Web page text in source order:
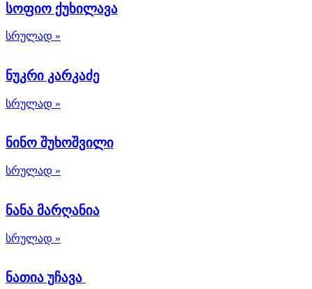
სოფიო ქუხილავა
სრულად »
ნუკრი კარკაძე
სრულად »
ნინო შუხოშვილი
სრულად »
ნანა მარღანია
სრულად »
ნათია უჩავა